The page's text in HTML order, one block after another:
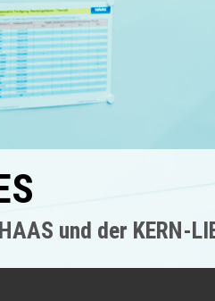
und der KERN-